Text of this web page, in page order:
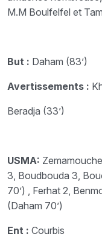
M.M Boulfelfel et
But : Daham (83’)
Avertissements :
Beradja (33’)
USMA:
3, Boudbouda 3,
70’) , Ferhat 2,
(Daham 70’)
Ent : Courbis